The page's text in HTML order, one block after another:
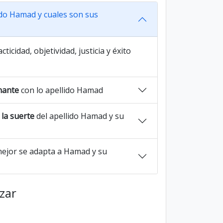
Hamad y cuales son sus
objetividad, justicia y éxito
con lo apellido Hamad
suertedel apellido Hamad y su
se adapta a Hamad y su